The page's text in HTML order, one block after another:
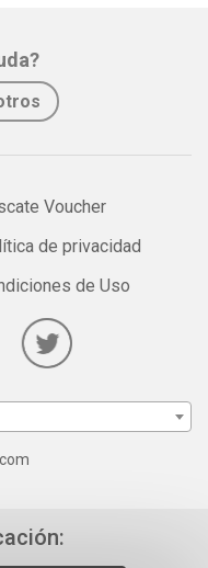
Voucher
de privacidad
de Uso